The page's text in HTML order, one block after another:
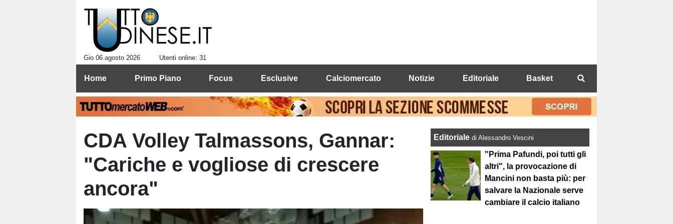
Gio 06 agosto 2026 Utenti online: 31
Home Primo Piano Focus Esclusive Calciomercato Notizie Editoriale Basket
CDA Volley Talmassons, Gannar:
"Cariche e vogliose di crescere
ancora"
Editorialedi Alessandro Vescini
"Prima Pafundi, poi tutti gli
altri", la provocazione di
Mancini non basta più: per
salvare la Nazionale serve
cambiare il calcio italiano